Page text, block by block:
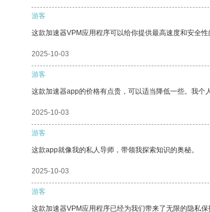
游客
这款加速器VPM应用程序可以给你提供最高速度和安全性
2025-10-03
游客
这款加速器app的价格有点贵，可以适当降低一些。我个
2025-10-03
游客
这款app就像我的私人导师，带领我探索知识的奥秘。
2025-10-03
游客
这款加速器VPM应用程序已经为我们带来了无限的隐私保